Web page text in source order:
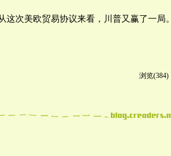
这次美欧贸易协议来看，川普又赢了一局。
浏览(384)